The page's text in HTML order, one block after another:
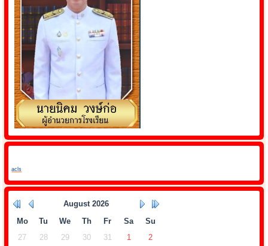
acls
August 2026
Mo
Tu We Th Fr Sa
Su
27
28 29 30 31 1
2